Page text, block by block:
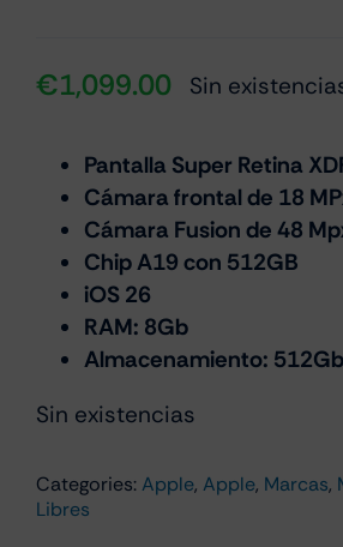
€1,099.00 Sin
Pantalla Super Retina
Cámara frontal de 18
Cámara Fusion de 48
Chip A19 con 512GB
iOS 26
RAM: 8Gb
Almacenamiento: 512Gb
Sin existencias
Categories:Apple, Apple, Marcas,
Libres